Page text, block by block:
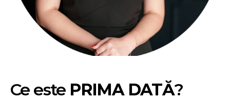
Ce este PRIMA DATĂ?